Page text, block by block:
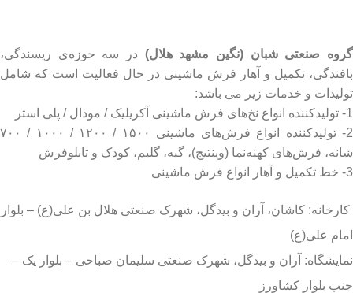
گروه صنعتی شبان (نگین مشهد هلال) در سه حوزه‌ی ریسندگی،
بافندگی، تکمیل و آهار فرش ماشینی در حال فعالیت است که شامل
تولیدات و خدمات زیر می باشد:
1- تولیدکننده انواع نخ‌های فرش ماشینی آکریلیک / مودال / پلی استر
2- تولیدکننده انواع فرش‌های ماشینی ۱۵۰۰ / ۱۲۰۰ / ۱۰۰۰ / ۷۰۰
شانه، فرش‌های کهنه‌نما (وینتیج)، گبه، گلیم، کودک و تابلوفرش
3- خط تکمیل و آهار انواع فرش ماشینی
کارخانه: کاشان، آران و بیدگل، شهرک صنعتی هلال بن علی(ع) – بلوار
امام علی(ع)
نمایشگاه: آران و بیدگل، شهرک صنعتی سلیمان صباحی – بلوار یک –
جنب بلوار کشاورز